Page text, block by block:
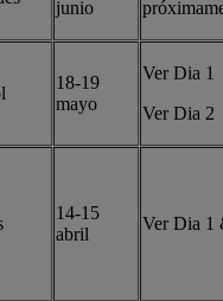
junio
18-19
mayo
Ver Dia 1
Ver Dia 2
14-15
abril
Ver Dia 1